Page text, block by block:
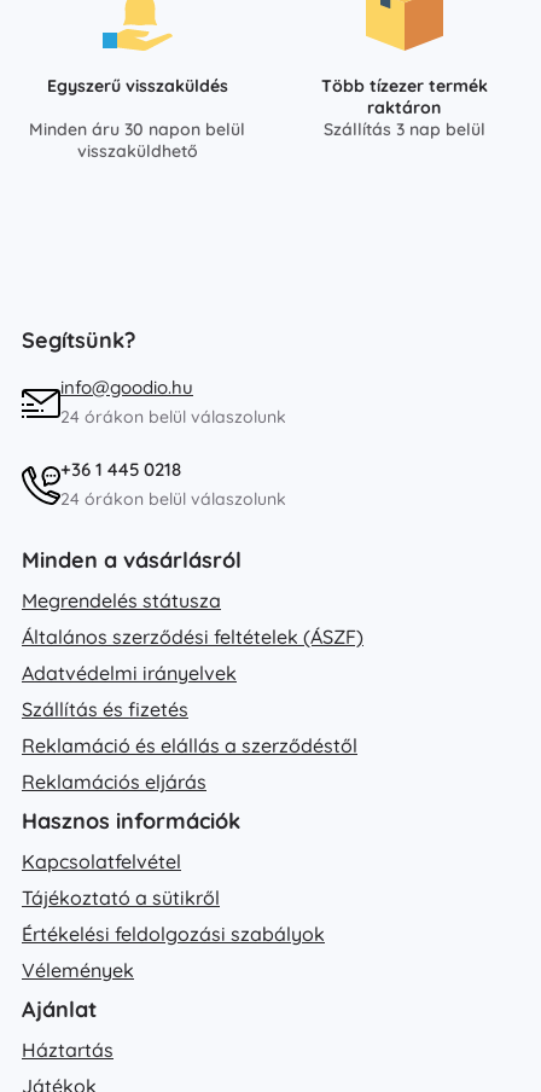
Egyszerű visszaküldés
Minden áru 30 napon belül
visszaküldhető
Több tízezer termék
raktáron
Szállítás 3 nap belül
Segítsünk?
info@goodio.hu
24 órákon belül válaszolunk
+36 1 445 0218
24 órákon belül válaszolunk
Minden a vásárlásról
Megrendelés státusza
Általános szerződési feltételek (ÁSZF)
Adatvédelmi irányelvek
Szállítás és fizetés
Reklamáció és elállás a szerződéstől
Reklamációs eljárás
Hasznos információk
Kapcsolatfelvétel
Tájékoztató a sütikről
Értékelési feldolgozási szabályok
Vélemények
Ajánlat
Háztartás
Játékok